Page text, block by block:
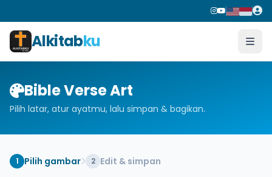
Alkitabku
Bible Verse Art
Pilih latar, atur ayatmu, lalu simpan & bagikan.
1 Pilih gambar 2 Edit & simpan